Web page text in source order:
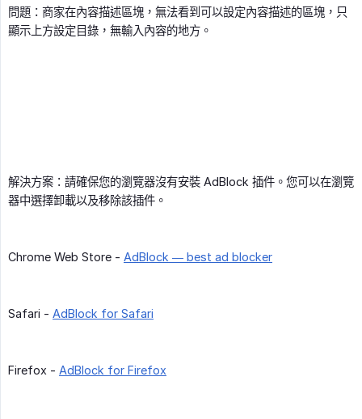
問題：商家在內容描述區塊，無法看到可以設定內容描述的區塊，只
顯示上方設定目錄，無輸入內容的地方。
解決方案：請確保您的瀏覽器沒有安裝 AdBlock 插件。您可以在瀏覽
器中選擇卸載以及移除該插件。
Chrome Web Store - AdBlock — best ad blocker
Safari - AdBlock for Safari
Firefox - AdBlock for Firefox